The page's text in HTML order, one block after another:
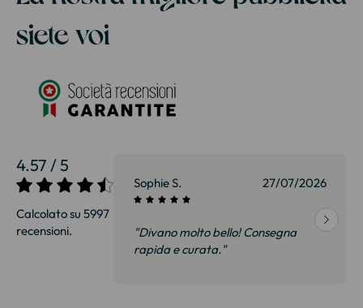
siete voi
4.57 / 5
Calcolato su 5997
recensioni.
27/07/2026 Sophie S. 27/07/2026
"Divano molto bello! Consegna
rapida e curata."